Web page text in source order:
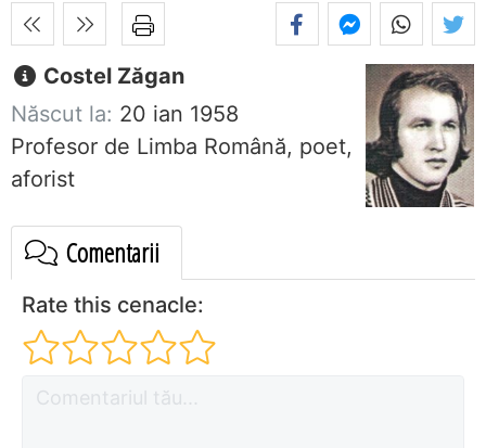
Costel Zăgan
Născut la: 20 ian 1958
Profesor de Limba Română, poet,
aforist
Comentarii
Rate this cenacle: